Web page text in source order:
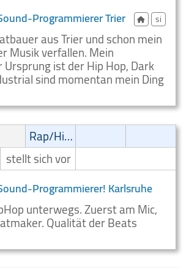
Programmierer Trier si
aus Trier und schon mein
Musik verfallen. Mein
ist der Hip Hop, Dark
sind momentan mein Ding
Rap/Hip-Hop/RnB
stellt sich vor
Programmierer! Karlsruhe
unterwegs. Zuerst am Mic,
Qualität der Beats